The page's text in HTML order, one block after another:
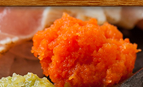
げブログ
酒屋「さけともま
に日本酒のン入荷
発信するブログで